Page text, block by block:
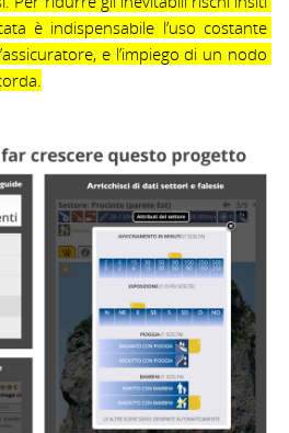
è indispensabile l’uso costante
e l’impiego di un nodo